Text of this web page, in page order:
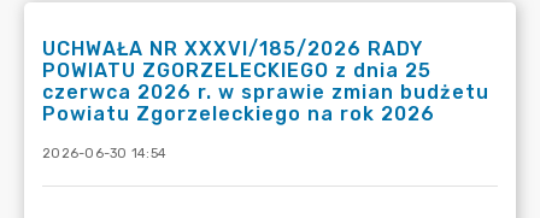
UCHWAŁA NR XXXVI/185/2026 RADY
POWIATU ZGORZELECKIEGO z dnia 25
czerwca 2026 r. w sprawie zmian budżetu
Powiatu Zgorzeleckiego na rok 2026
2026-06-30 14:54